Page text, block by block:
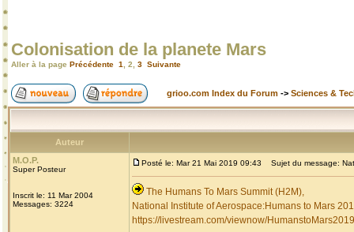
Colonisation de la planete Mars
Aller à la page Précédente 1 2 3 Suivante
grioo.com Index du Forum -> Sciences &
Auteur
M.O.P.
Super Posteur
Inscrit le: 11 Mar 2004
Messages: 3224
Posté le: Mar 21 Mai 2019 09:43 Sujet du message:
The Humans To Mars Summit (H2M),
National Institute of Aerospace:Humans to Mars
https://livestream.com/viewnow/HumanstoMars2019